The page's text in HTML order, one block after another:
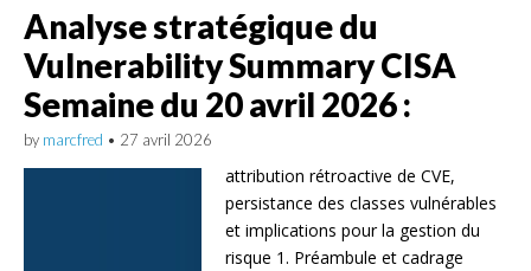
Analyse stratégique du
Vulnerability Summary CISA
Semaine du 20 avril 2026 :
by marcfred • 27 avril 2026
attribution rétroactive de CVE,
persistance des classes vulnérables
et implications pour la gestion du
risque 1. Préambule et cadrage